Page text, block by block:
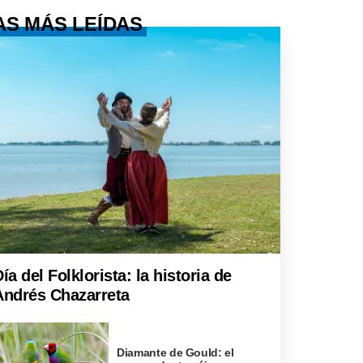
MÁS LEÍDAS
del Folklorista: la historia de
Chazarreta
Diamante de Gould: el